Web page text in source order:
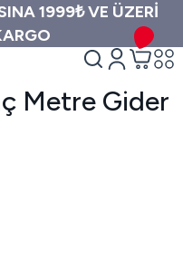
1999₺ VE ÜZERİ
Metre Gider